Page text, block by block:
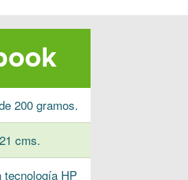
200 gramos.
cms.
tecnología HP